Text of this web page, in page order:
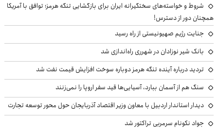
شروط و خواسته‌های سختگیرانه ایران برای بازگشایی تنگه هرمز؛ توافق با آمریکا
همچنان دور از دسترس!
جنایت رژیم صهیونیستی از راه رسید
بانک شیر نوزادان در شهرری راه‌اندازی شد
تردید درباره آینده تنگه هرمز دوباره سوخت افزایش قیمت نفت شد
سنگ هم از آسمان ببارد، آسیایی‌ها قید سفر اروپا را نمی‌زنند
دیدار استاندار اردبیل با معاون وزیر اقتصاد آذربایجان حول محور توسعه تجارت
جواد نکونام سرمربی تراکتور شد